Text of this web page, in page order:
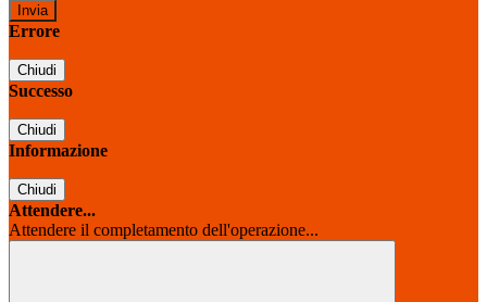
Errore
Chiudi
Successo
Chiudi
Informazione
Chiudi
Attendere...
Attendere il completamento dell'operazione...